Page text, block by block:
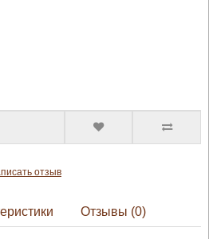
отзыв
Отзывы (0)